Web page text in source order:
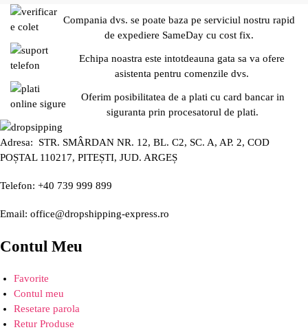
Compania dvs. se poate baza pe serviciul nostru rapid
de expediere SameDay cu cost fix.
Echipa noastra este intotdeauna gata sa va ofere
asistenta pentru comenzile dvs.
Oferim posibilitatea de a plati cu card bancar in
siguranta prin procesatorul de plati.
Adresa: STR. SMÂRDAN NR. 12, BL. C2, SC. A, AP. 2, COD
POȘTAL 110217, PITEȘTI, JUD. ARGEȘ
Telefon: +40 739 999 899
Email: office@dropshipping-express.ro
Contul Meu
Favorite
Contul meu
Resetare parola
Retur Produse